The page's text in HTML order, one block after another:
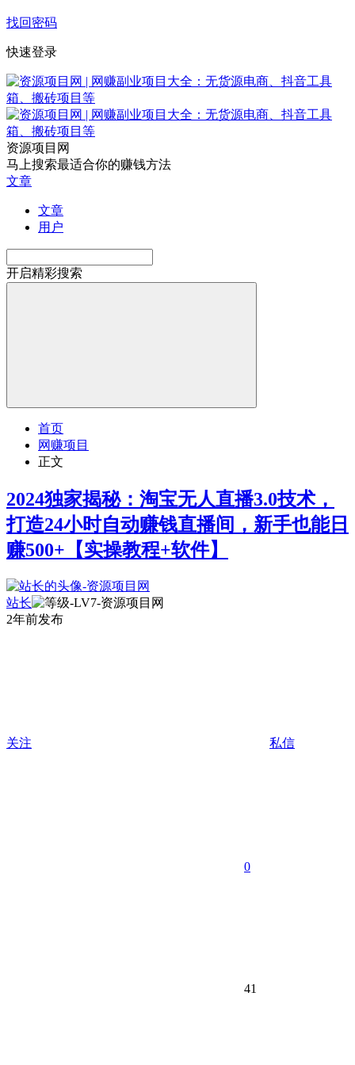
找回密码
快速登录
资源项目网
马上搜索最适合你的赚钱方法
文章
文章
用户
开启精彩搜索
首页
网赚项目
正文
2024独家揭秘：淘宝无人直播3.0技术，
打造24小时自动赚钱直播间，新手也能日
赚500+【实操教程+软件】
站长
2年前发布
关注 私信
0
41